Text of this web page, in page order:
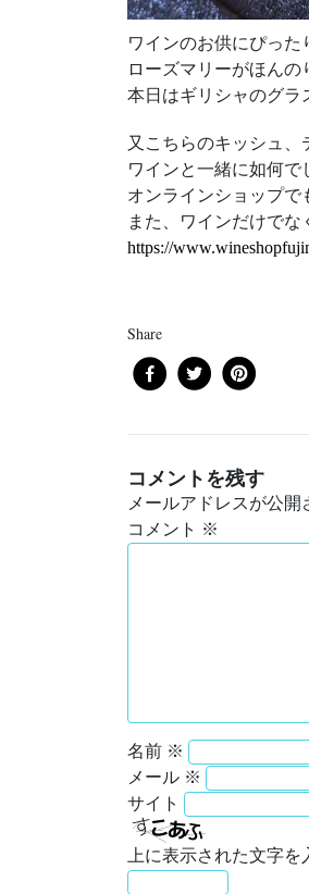
ワインのお供にぴった
ローズマリーがほんの
本日はギリシャのグラ
又こちらのキッシュ
ワインと一緒に如何で
オンラインショップで
また、ワインだけで
https://
Share
コメントを残す
メールアドレスが公開
コメント ※
名前 ※
メール ※
サイト
上に表示された文字を